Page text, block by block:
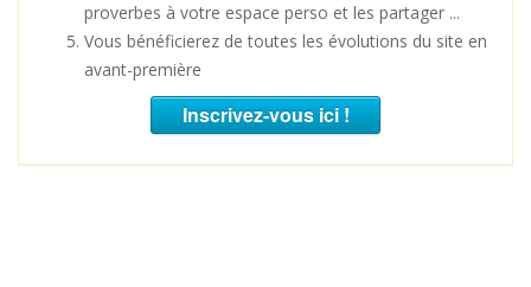
proverbes à votre espace perso et les partager ...
Vous bénéficierez de toutes les évolutions du site en
avant-première
Inscrivez-vous ici !